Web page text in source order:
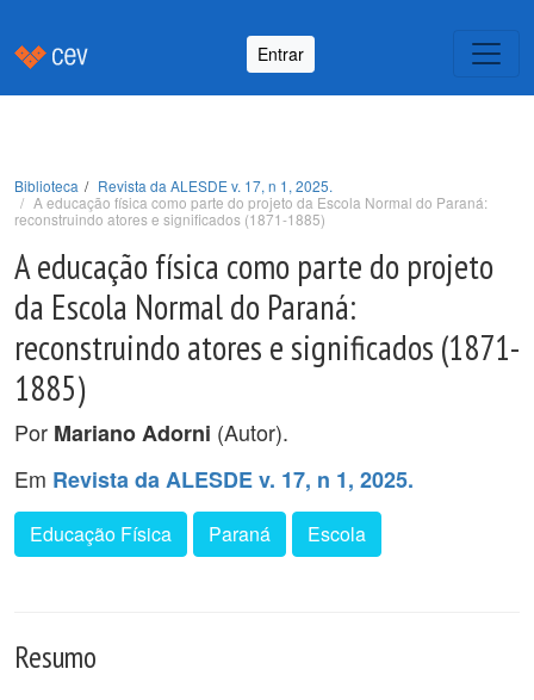
Entrar
Biblioteca
Revista da ALESDE v. 17, n 1, 2025.
A educação física como parte do projeto da Escola Normal do Paraná:
reconstruindo atores e significados (1871-1885)
A educação física como parte do projeto
da Escola Normal do Paraná:
reconstruindo atores e significados (1871-
1885)
Por Mariano Adorni (Autor).
Em Revista da ALESDE v. 17, n 1, 2025.
Educação Física Paraná Escola
Resumo